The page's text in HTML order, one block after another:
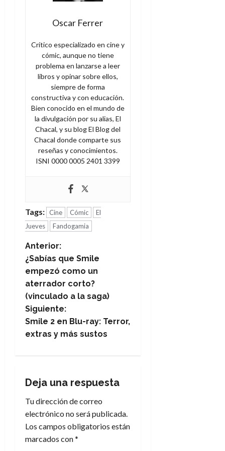
Oscar Ferrer
Crítico especializado en cine y
cómic, aunque no tiene
problema en lanzarse a leer
libros y opinar sobre ellos,
siempre de forma
constructiva y con educación.
Bien conocido en el mundo de
la divulgación por su alias, El
Chacal, y su blog El Blog del
Chacal donde comparte sus
reseñas y conocimientos.
ISNI 0000 0005 2401 3399
Tags: Cine Cómic
El
Jueves
Fandogamia
N
a
v
e
g
c
i
ó
n
Anterior:
¿Sabías que Smile
empezó como un
aterrador corto?
(vinculado a la saga)
Siguiente:
Smile 2 en Blu-ray: Terror,
extras y más sustos
Deja una respuesta
Tu dirección de correo
electrónico no será publicada.
Los campos obligatorios están
marcados con*